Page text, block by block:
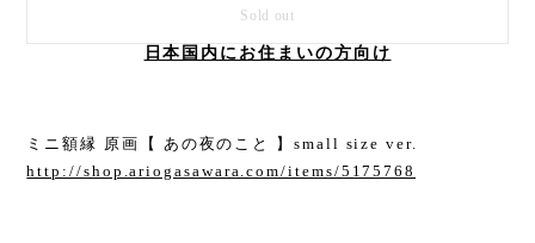
Sold out
日本国内にお住まいの方向け
ミニ額縁 原画【 あの夜のこと 】small size ver.
http://shop.ariogasawara.com/items/5175768